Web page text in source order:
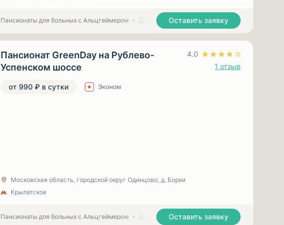
Пансионаты для больных с Альцгеймером Дома престарелых для больных с Паркинсоном
Оставить заявку
Пансионат GreenDay на Рублево-
Успенском шоссе
4.0
1 отзыв
от 990 ₽ в сутки Эконом
Московская область, городской округ Одинцово, д. Борки
Крылатское
Пансионаты для больных с Альцгеймером Дома престарелых для больных с Паркинсоном
Оставить заявку